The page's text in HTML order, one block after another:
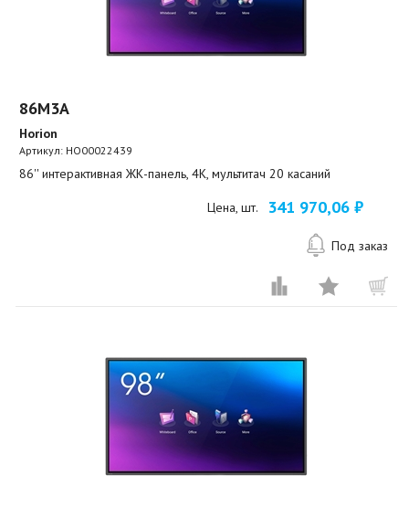
86M3A
Horion
Артикул: HO00022439
86'' интерактивная ЖК-панель, 4К, мультитач 20 касаний
Цена, шт. 341 970,06 ₽
Под заказ